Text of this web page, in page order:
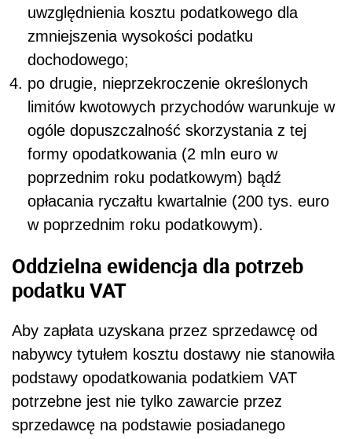
uwzględnienia kosztu podatkowego dla
zmniejszenia wysokości podatku
dochodowego;
po drugie, nieprzekroczenie określonych
limitów kwotowych przychodów warunkuje w
ogóle dopuszczalność skorzystania z tej
formy opodatkowania (2 mln euro w
poprzednim roku podatkowym) bądź
opłacania ryczałtu kwartalnie (200 tys. euro
w poprzednim roku podatkowym).
Oddzielna ewidencja dla potrzeb
podatku VAT
Aby zapłata uzyskana przez sprzedawcę od
nabywcy tytułem kosztu dostawy nie stanowiła
podstawy opodatkowania podatkiem VAT
potrzebne jest nie tylko zawarcie przez
sprzedawcę na podstawie posiadanego